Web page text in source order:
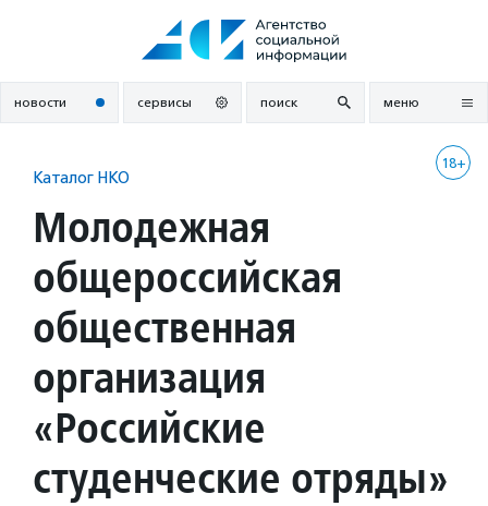
новости сервисы поиск меню
18+
Каталог НКО
Молодежная
общероссийская
общественная
организация
«Российские
студенческие отряды»